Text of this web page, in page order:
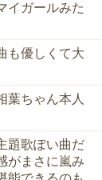
イガールみた
も優しくて大
葉ちゃん本人
題歌ぽい曲だ
がまさに嵐み